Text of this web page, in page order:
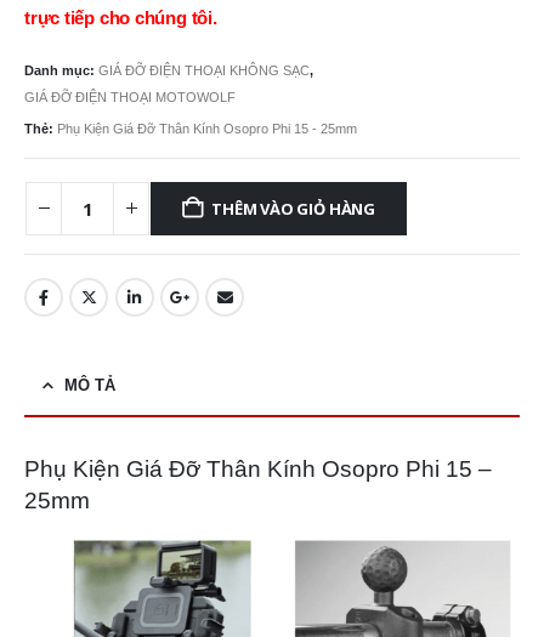
trực tiếp cho chúng tôi.
Danh mục: GIÁ ĐỠ ĐIỆN THOẠI KHÔNG SẠC,
GIÁ ĐỠ ĐIỆN THOẠI MOTOWOLF
Thẻ: Phụ Kiện Giá Đỡ Thân Kính Osopro Phi 15 - 25mm
THÊM VÀO GIỎ HÀNG
MÔ TẢ
Phụ Kiện Giá Đỡ Thân Kính Osopro Phi 15 –
25mm